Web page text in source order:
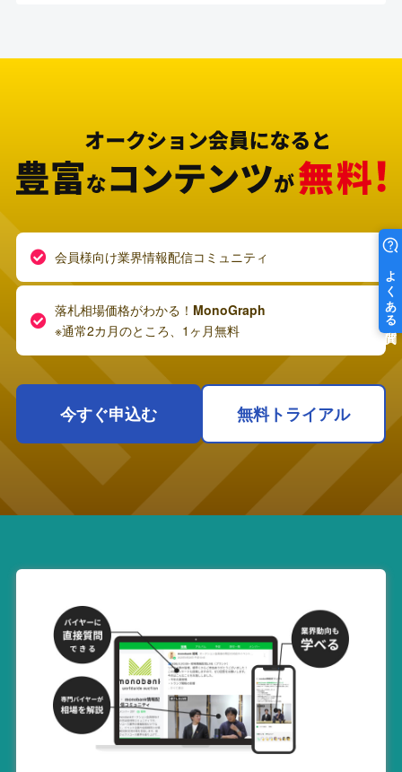
会員様向け業界情報配信コミュニティ
落札相場価格がわかる！ MonoGraph
※通常2カ月のところ、1ヶ月無料
今すぐ申込む 無料トライアル